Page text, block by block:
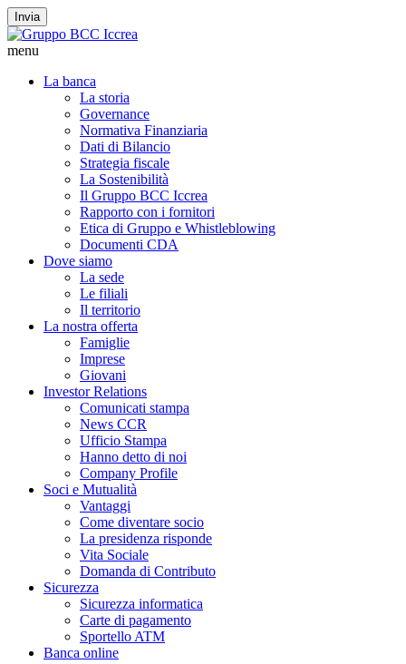
Invia
menu
La banca
La storia
Governance
Normativa Finanziaria
Dati di Bilancio
Strategia fiscale
La Sostenibilità
Il Gruppo BCC Iccrea
Rapporto con i fornitori
Etica di Gruppo e Whistleblowing
Documenti CDA
Dove siamo
La sede
Le filiali
Il territorio
La nostra offerta
Famiglie
Imprese
Giovani
Investor Relations
Comunicati stampa
News CCR
Ufficio Stampa
Hanno detto di noi
Company Profile
Soci e Mutualità
Vantaggi
Come diventare socio
La presidenza risponde
Vita Sociale
Domanda di Contributo
Sicurezza
Sicurezza informatica
Carte di pagamento
Sportello ATM
Banca online